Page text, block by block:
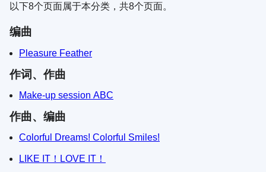
以下8个页面属于本分类，共8个页面。
编曲
Pleasure Feather
作词、作曲
Make-up session ABC
作曲、编曲
Colorful Dreams! Colorful Smiles!
LIKE IT！LOVE IT！